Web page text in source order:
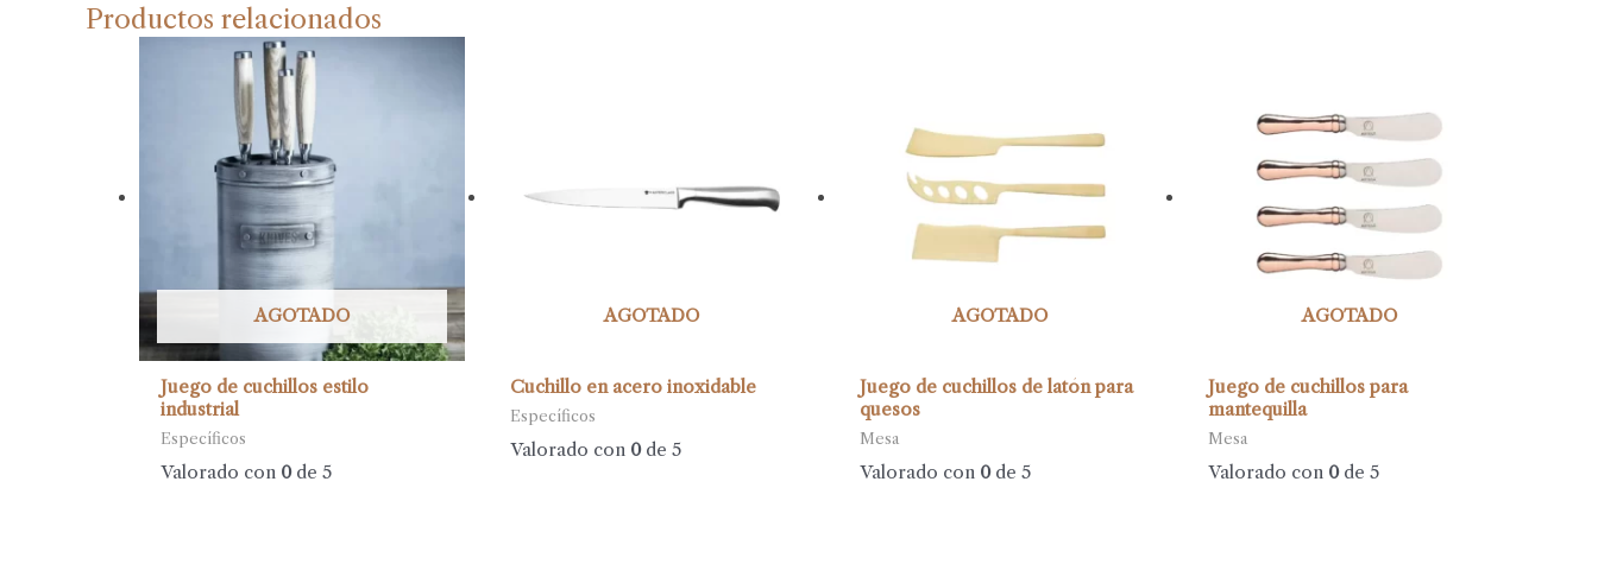
Productos relacionados
AGOTADO
Juego de cuchillos estilo
industrial
Específicos
Valorado con 0de 5
AGOTADO
Cuchillo en acero inoxidable
Específicos
Valorado con 0de 5
AGOTADO
Juego de cuchillos de latón para
quesos
Mesa
Valorado con 0de 5
AGOTADO
Juego de cuchillos para
mantequilla
Mesa
Valorado con 0de 5